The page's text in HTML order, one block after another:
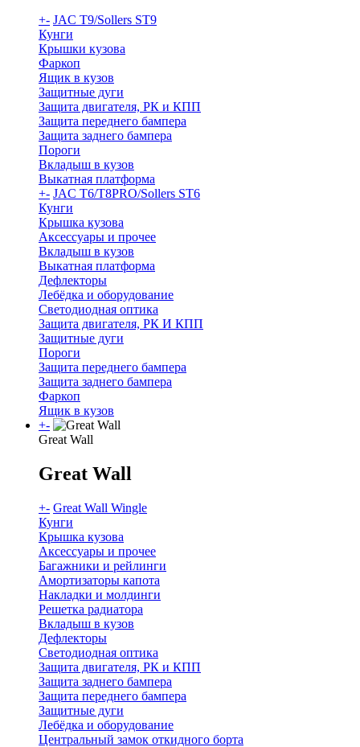
+- JAC T9/Sollers ST9
Кунги
Крышки кузова
Фаркоп
Ящик в кузов
Защитные дуги
Защита двигателя, РК и КПП
Защита переднего бампера
Защита заднего бампера
Пороги
Вкладыш в кузов
Выкатная платформа
+- JAC T6/T8PRO/Sollers ST6
Кунги
Крышка кузова
Аксессуары и прочее
Вкладыш в кузов
Выкатная платформа
Дефлекторы
Лебёдка и оборудование
Светодиодная оптика
Защита двигателя, РК И КПП
Защитные дуги
Пороги
Защита переднего бампера
Защита заднего бампера
Фаркоп
Ящик в кузов
+-
Great Wall
Great Wall
+- Great Wall Wingle
Кунги
Крышка кузова
Аксессуары и прочее
Багажники и рейлинги
Амортизаторы капота
Накладки и молдинги
Решетка радиатора
Вкладыш в кузов
Дефлекторы
Светодиодная оптика
Защита двигателя, РК и КПП
Защита заднего бампера
Защита переднего бампера
Защитные дуги
Лебёдка и оборудование
Центральный замок откидного борта